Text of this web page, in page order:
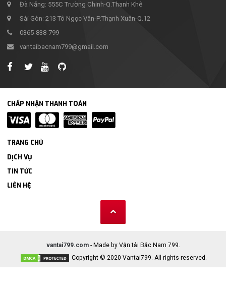
Đà Nẵng: 555C Trường Chinh-Q.Thanh Khê
Sài Gòn: 213 Tô Ngọc Vân-P.Thạnh Xuân-Q.12
0365-838-799
vantaibacnam799@gmail.com
CHẤP NHẬN THANH TOÁN
TRANG CHỦ
DỊCH VỤ
TIN TỨC
LIÊN HỆ
vantai799.com- Made by Vận tải Bắc Nam 799.
Copyright © 2020 Vantai799. All rights reserved.